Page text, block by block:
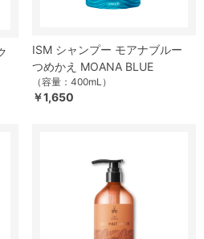
ISM シャンプー モアナブルー
つめかえ MOANA BLUE
（容量：400mL）
￥1,650